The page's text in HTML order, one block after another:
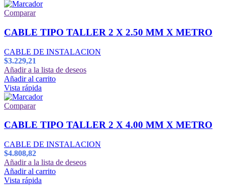
Comparar
CABLE TIPO TALLER 2 X 2.50 MM X METRO
CABLE DE INSTALACION
$3.229,21
Añadir a la lista de deseos
Añadir al carrito
Vista rápida
Comparar
CABLE TIPO TALLER 2 X 4.00 MM X METRO
CABLE DE INSTALACION
$4.808,82
Añadir a la lista de deseos
Añadir al carrito
Vista rápida